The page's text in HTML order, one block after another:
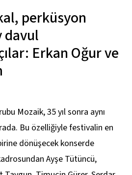
perküsyon
davul
Erkan Oğur ve
Mozaik, 35 yıl sonra aynı
Bu özelliğiyle festivalin en
dönüşecek konserde
Ayşe Tütüncü,